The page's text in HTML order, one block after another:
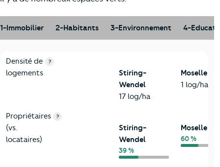
1-Immobilier 2-Habitants 3-Environnement 4-
1-Immobilier
Critères Stiring-Wendel
Densité de
logements
?
Stiring-
Wendel
17 log/ha
Moselle
1 log/ha
Propriétaires
(vs.
locataires)
?
Stiring-
Wendel
39 %
Moselle
60 %